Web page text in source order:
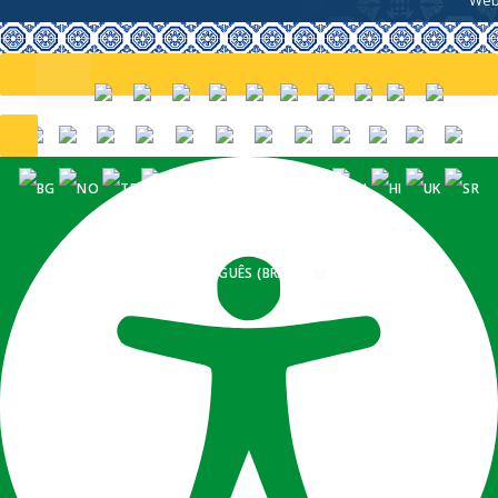
PORTUGUÊS (BRASIL)